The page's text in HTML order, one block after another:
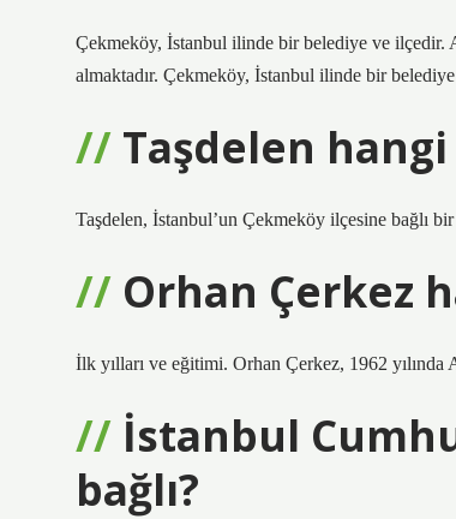
Çekmeköy, İstanbul ilinde bir belediye ve ilçedir.
almaktadır. Çekmeköy, İstanbul ilinde bir
Taşdelen hangi
Taşdelen, İstanbul’un Çekmeköy ilçesine bağlı
Orhan Çerkez
İlk yılları ve eğitimi. Orhan Çerkez, 1962
İstanbul
bağlı?